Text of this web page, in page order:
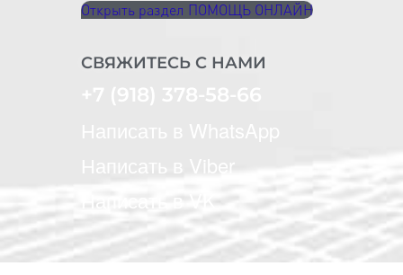
Открыть раздел ПОМОЩЬ ОНЛАЙН
СВЯЖИТЕСЬ С НАМИ
Написать в Viber
Написать в VK